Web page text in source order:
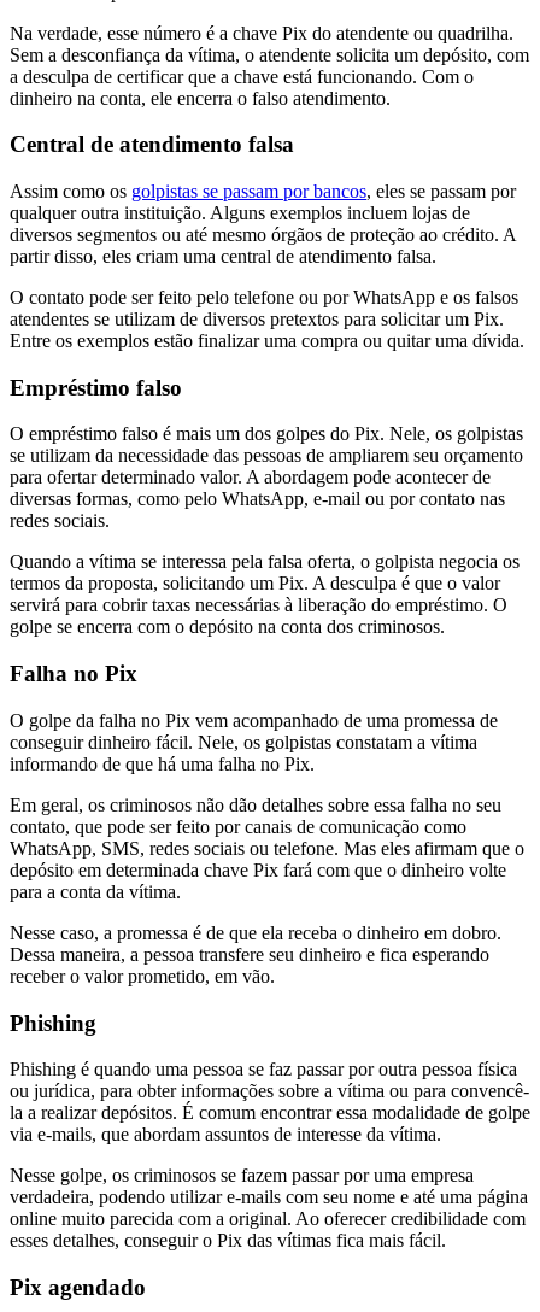
Na verdade, esse número é a chave Pix do atendente ou quadrilha.
Sem a desconfiança da vítima, o atendente solicita um depósito, com
a desculpa de certificar que a chave está funcionando. Com o
dinheiro na conta, ele encerra o falso atendimento.
Central de atendimento falsa
Assim como os golpistas se passam por bancos, eles se passam por
qualquer outra instituição. Alguns exemplos incluem lojas de
diversos segmentos ou até mesmo órgãos de proteção ao crédito. A
partir disso, eles criam uma central de atendimento falsa.
O contato pode ser feito pelo telefone ou por WhatsApp e os falsos
atendentes se utilizam de diversos pretextos para solicitar um Pix.
Entre os exemplos estão finalizar uma compra ou quitar uma dívida.
Empréstimo falso
O empréstimo falso é mais um dos golpes do Pix. Nele, os golpistas
se utilizam da necessidade das pessoas de ampliarem seu orçamento
para ofertar determinado valor. A abordagem pode acontecer de
diversas formas, como pelo WhatsApp, e-mail ou por contato nas
redes sociais.
Quando a vítima se interessa pela falsa oferta, o golpista negocia os
termos da proposta, solicitando um Pix. A desculpa é que o valor
servirá para cobrir taxas necessárias à liberação do empréstimo. O
golpe se encerra com o depósito na conta dos criminosos.
Falha no Pix
O golpe da falha no Pix vem acompanhado de uma promessa de
conseguir dinheiro fácil. Nele, os golpistas constatam a vítima
informando de que há uma falha no Pix.
Em geral, os criminosos não dão detalhes sobre essa falha no seu
contato, que pode ser feito por canais de comunicação como
WhatsApp, SMS, redes sociais ou telefone. Mas eles afirmam que o
depósito em determinada chave Pix fará com que o dinheiro volte
para a conta da vítima.
Nesse caso, a promessa é de que ela receba o dinheiro em dobro.
Dessa maneira, a pessoa transfere seu dinheiro e fica esperando
receber o valor prometido, em vão.
Phishing
Phishing é quando uma pessoa se faz passar por outra pessoa física
ou jurídica, para obter informações sobre a vítima ou para convencê-
la a realizar depósitos. É comum encontrar essa modalidade de golpe
via e-mails, que abordam assuntos de interesse da vítima.
Nesse golpe, os criminosos se fazem passar por uma empresa
verdadeira, podendo utilizar e-mails com seu nome e até uma página
online muito parecida com a original. Ao oferecer credibilidade com
esses detalhes, conseguir o Pix das vítimas fica mais fácil.
Pix agendado